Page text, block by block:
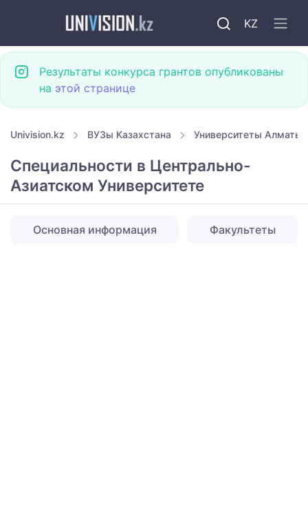
KZ
Результаты конкурса грантов опубликованы
на этой странице
Univision.kz ВУЗы Казахстана Университеты Алматы
Специальности в Центрально-
Азиатском Университете
Основная информация Факультеты